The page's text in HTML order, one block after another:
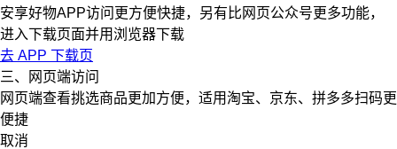
安享好物APP访问更方便快捷，另有比网页公众号更多功能，
进入下载页面并用浏览器下载
去 APP 下载页
三、网页端访问
网页端查看挑选商品更加方便，适用淘宝、京东、拼多多扫码更
便捷
取消